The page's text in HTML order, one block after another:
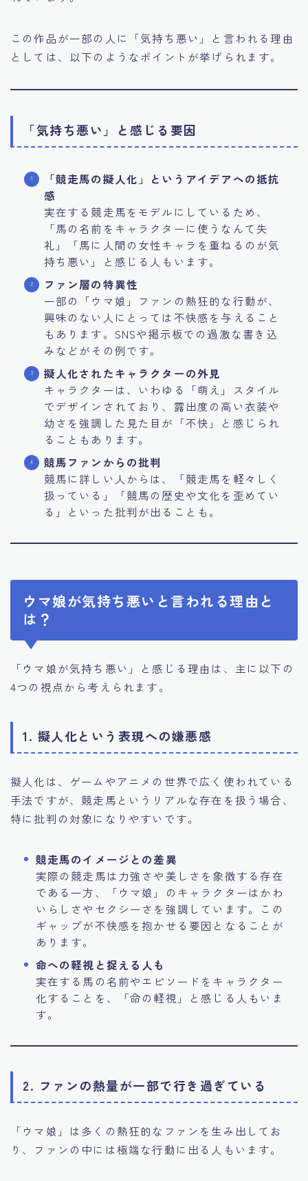
この作品が一部の人に「気持ち悪い」と言われる理由
としては、以下のようなポイントが挙げられます。
「気持ち悪い」と感じる要因
「競走馬の擬人化」というアイデアへの抵抗
感
実在する競走馬をモデルにしているため、
「馬の名前をキャラクターに使うなんて失
礼」「馬に人間の女性キャラを重ねるのが気
持ち悪い」と感じる人もいます。
ファン層の特異性
一部の「ウマ娘」ファンの熱狂的な行動が、
興味のない人にとっては不快感を与えること
もあります。SNSや掲示板での過激な書き込
みなどがその例です。
擬人化されたキャラクターの外見
キャラクターは、いわゆる「萌え」スタイル
でデザインされており、露出度の高い衣装や
幼さを強調した見た目が「不快」と感じられ
ることもあります。
競馬ファンからの批判
競馬に詳しい人からは、「競走馬を軽々しく
扱っている」「競馬の歴史や文化を歪めてい
る」といった批判が出ることも。
ウマ娘が気持ち悪いと言われる理由と
は？
「ウマ娘が気持ち悪い」と感じる理由は、主に以下の
4つの視点から考えられます。
1. 擬人化という表現への嫌悪感
擬人化は、ゲームやアニメの世界で広く使われている
手法ですが、競走馬というリアルな存在を扱う場合、
特に批判の対象になりやすいです。
競走馬のイメージとの差異
実際の競走馬は力強さや美しさを象徴する存在
である一方、「ウマ娘」のキャラクターはかわ
いらしさやセクシーさを強調しています。この
ギャップが不快感を抱かせる要因となることが
あります。
命への軽視と捉える人も
実在する馬の名前やエピソードをキャラクター
化することを、「命の軽視」と感じる人もいま
す。
2. ファンの熱量が一部で行き過ぎている
「ウマ娘」は多くの熱狂的なファンを生み出してお
り、ファンの中には極端な行動に出る人もいます。